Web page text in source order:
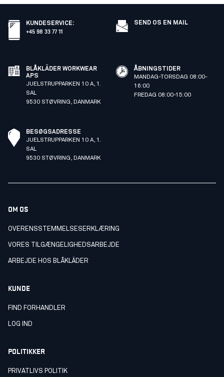
KUNDESERVICE:
+45 98 33 77 11
SEND OS EN MAIL
BLÅKLÄDER WORKWEAR
APS
JUELSTRUPPARKEN 10 A, 1.
SAL
9530 STØVRING, DANMARK
ÅBNINGSTIDER
MANDAG-TORSDAG 08:00-
16:00
FREDAG 08:00-15:00
BESØGSADRESSE
JUELSTRUPPARKEN 10 A, 1.
SAL
9530 STØVRING, DANMARK
OM OS
OVERENSSTEMMELSESERKLÆRING
VORES TILGÆNGELIGHEDSARBEJDE
ARBEJDE HOS BLÅKLÄDER
KUNDE
FIND FORHANDLER
LOG IND
POLITIKKER
PRIVATLIVS POLITIK